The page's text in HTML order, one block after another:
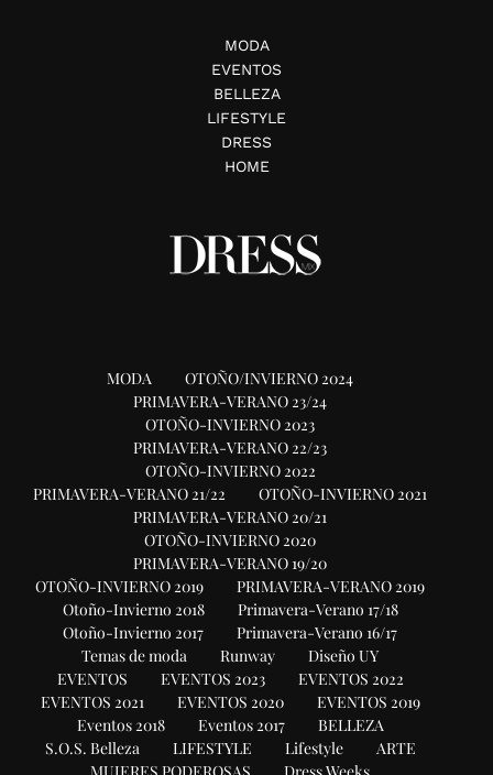
MODA
EVENTOS
BELLEZA
LIFESTYLE
DRESS
HOME
MODA
OTOÑO/INVIERNO 2024
PRIMAVERA-VERANO 23/24
OTOÑO-INVIERNO 2023
PRIMAVERA-VERANO 22/23
OTOÑO-INVIERNO 2022
PRIMAVERA-VERANO 21/22
OTOÑO-INVIERNO 2021
PRIMAVERA-VERANO 20/21
OTOÑO-INVIERNO 2020
PRIMAVERA-VERANO 19/20
OTOÑO-INVIERNO 2019
PRIMAVERA-VERANO 2019
Otoño-Invierno 2018
Primavera-Verano 17/18
Otoño-Invierno 2017
Primavera-Verano 16/17
Temas de moda
Runway
Diseño UY
EVENTOS
EVENTOS 2023
EVENTOS 2022
EVENTOS 2021
EVENTOS 2020
EVENTOS 2019
Eventos 2018
Eventos 2017
BELLEZA
S.O.S. Belleza
LIFESTYLE Lifestyle
ARTE
MUJERES PODEROSAS
Dress Weeks